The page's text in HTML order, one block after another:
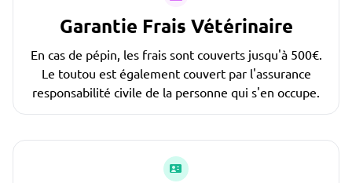
Garantie Frais Vétérinaire
En cas de pépin, les frais sont couverts jusqu'à 500€.
Le toutou est également couvert par l'assurance
responsabilité civile de la personne qui s'en occupe.